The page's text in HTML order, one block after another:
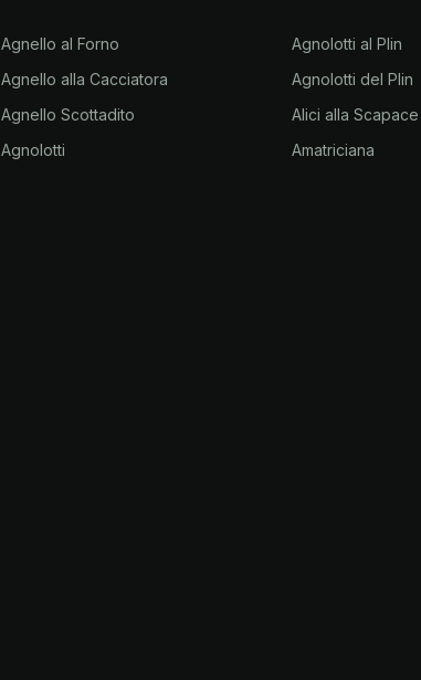
Agnello al Forno
Agnello alla Cacciatora
Agnello Scottadito
Agnolotti
Agnolotti al Plin
Agnolotti del Plin
Alici alla Scapace
Amatriciana